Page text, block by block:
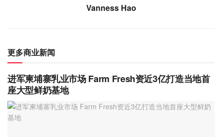
Vanness Hao
更多商业新闻
进军柬埔寨乳业市场 Farm Fresh资近3亿打造当地首
座大型鲜奶基地